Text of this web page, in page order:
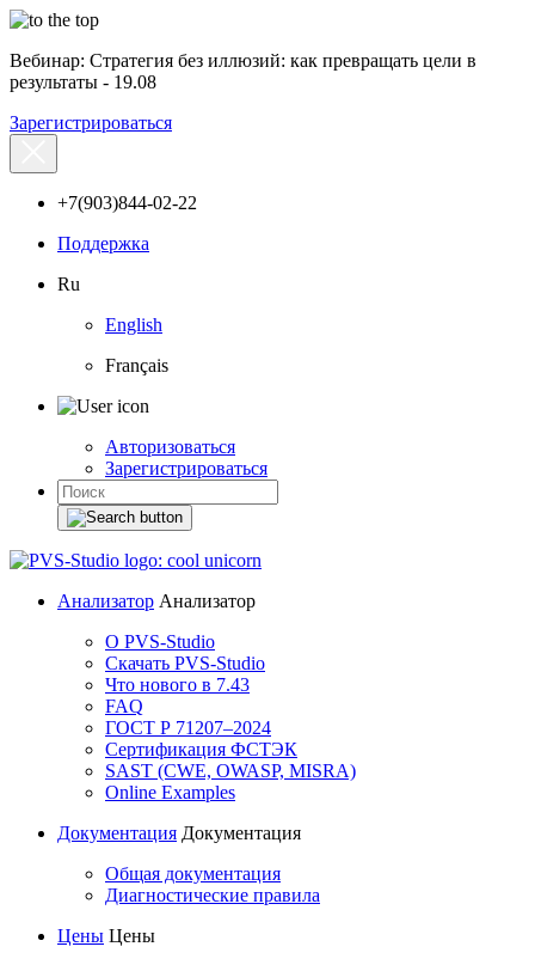
Вебинар: Стратегия без иллюзий: как превращать цели в
результаты - 19.08
Зарегистрироваться
+7(903)844-02-22
Поддержка
Ru
English
Français
Авторизоваться
Зарегистрироваться
Анализатор Анализатор
О PVS-Studio
Скачать PVS-Studio
Что нового в 7.43
FAQ
ГОСТ Р 71207–2024
Сертификация ФСТЭК
SAST (CWE, OWASP, MISRA)
Online Examples
Документация Документация
Общая документация
Диагностические правила
Цены Цены